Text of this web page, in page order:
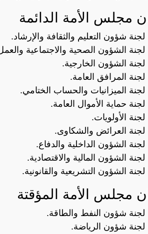
مجلس الأمة الدائمة
لجنة شؤون التعليم والثقافة والإرشاد.
لجنة الشؤون الصحية والاجتماعية
لجنة الشؤون الخارجية.
لجنة المرافق العامة.
لجنة الميزانيات والحساب الختامي.
لجنة حماية الأموال العامة.
لجنة الأولويات.
لجنة العرائض والشكاوى.
لجنة الشؤون الداخلية والدفاع.
لجنة الشؤون المالية والاقتصادية.
لجنة الشؤون التشريعية والقانونية.
مجلس الأمة المؤقتة
لجنة شؤون النفط والطاقة.
لجنة شؤون الرياضة.